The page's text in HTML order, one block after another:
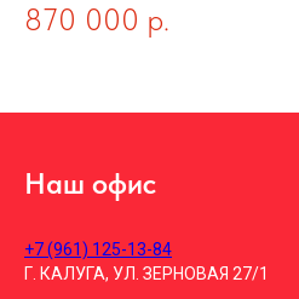
870 000 р.
Наш офис
+7 (961) 125-13-84
Г. КАЛУГА, УЛ. ЗЕРНОВАЯ 27/1